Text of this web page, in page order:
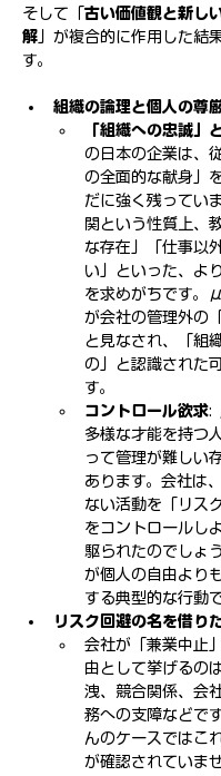
そして「 古い価値観と新し
解 」が複合的に作用した結
す。
組織の論理と個人の尊
「組織への忠誠」
の日本の企業は、
の全面的な献身」
だに強く残ってい
関という性質上、
な存在」「仕事以
い」といった、よ
を求めがちです。
が会社の管理外の
と見なされ、「組
の」と認識された
す。
コントロール欲求:
多様な才能を持つ
って管理が難しい
あります。会社は
ない活動を「リス
をコントロールし
駆られたのでしょ
が個人の自由より
する典型的な行動で
リスク回避の名を借り
会社が「兼業中止
由として挙げるの
洩、競合関係、会
務への支障などで
んのケースではこ
が確認されていませ